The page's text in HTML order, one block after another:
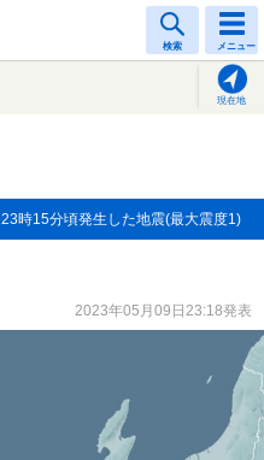
検索 メニュー
現在地
23時15分頃発生した地震(最大震度1)
2023年05月09日23:18発表